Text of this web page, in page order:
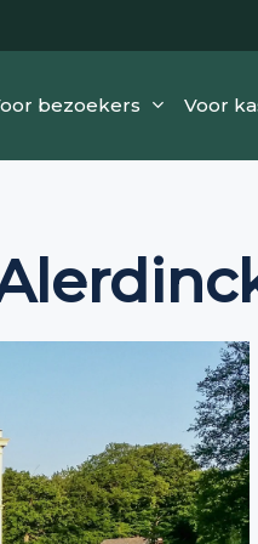
bezoekers Voor